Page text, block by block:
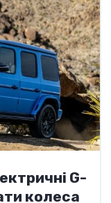
G-
колеса